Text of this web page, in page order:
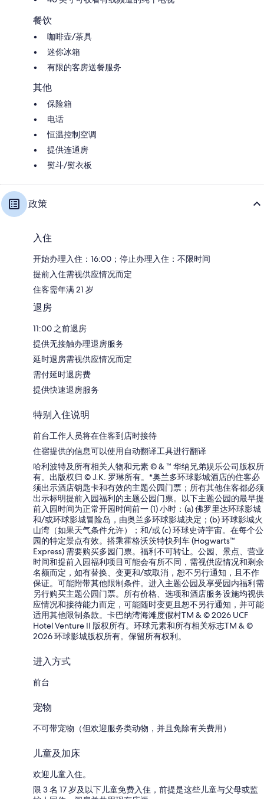
餐饮
咖啡壶/茶具
迷你冰箱
有限的客房送餐服务
其他
保险箱
电话
恒温控制空调
提供连通房
熨斗/熨衣板
政策
入住
开始办理入住：16:00；停止办理入住：不限时间
提前入住需视供应情况而定
住客需年满 21 岁
退房
11:00 之前退房
提供无接触办理退房服务
延时退房需视供应情况而定
需付延时退房费
提供快速退房服务
特别入住说明
前台工作人员将在住客到店时接待
住宿提供的信息可以使用自动翻译工具进行翻译
哈利波特及所有相关人物和元素 © & ™ 华纳兄弟娱乐公司版权所
有。出版权归 © J.K. 罗琳所有。*奥兰多环球影城酒店的住客必
须出示酒店钥匙卡和有效的主题公园门票；所有其他住客都必须
出示标明提前入园福利的主题公园门票。以下主题公园的最早提
前入园时间为正常开园时间前一 (1) 小时：(a) 佛罗里达环球影城
和/或环球影城冒险岛，由奥兰多环球影城决定；(b) 环球影城火
山湾（如果天气条件允许）；和/或 (c) 环球史诗宇宙。在每个公
园的特定景点有效。搭乘霍格沃茨特快列车 (Hogwarts™
Express) 需要购买多园门票。福利不可转让。公园、景点、营业
时间和提前入园福利项目可能会有所不同，需视供应情况和剩余
名额而定，如有替换、变更和/或取消，恕不另行通知，且不作
保证。可能附带其他限制条件。进入主题公园及享受园内福利需
另行购买主题公园门票。所有价格、选项和酒店服务设施均视供
应情况和接待能力而定，可能随时变更且恕不另行通知，并可能
适用其他限制条款。卡巴纳湾海滩度假村TM & © 2026 UCF
Hotel Venture II 版权所有。环球元素和所有相关标志TM & ©
2026 环球影城版权所有。保留所有权利。
进入方式
前台
宠物
不可带宠物（但欢迎服务类动物，并且免除有关费用）
儿童及加床
欢迎儿童入住。
限 3 名 17 岁及以下儿童免费入住，前提是这些儿童与父母或监